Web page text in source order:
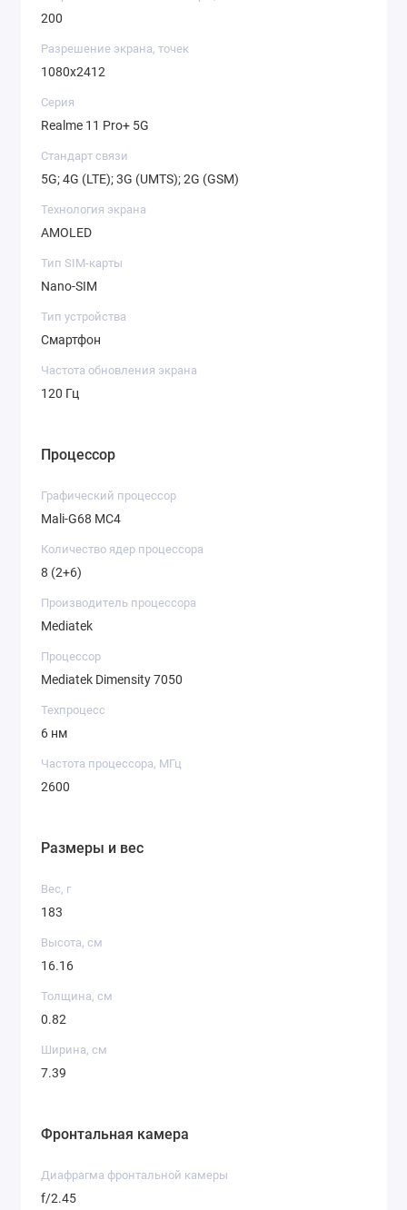
200
Разрешение экрана, точек
1080x2412
Серия
Realme 11 Pro+ 5G
Стандарт связи
5G; 4G (LTE); 3G (UMTS); 2G (GSM)
Технология экрана
AMOLED
Тип SIM-карты
Nano-SIM
Тип устройства
Смартфон
Частота обновления экрана
120 Гц
Процессор
Графический процессор
Mali-G68 MC4
Количество ядер процессора
8 (2+6)
Производитель процессора
Mediatek
Процессор
Mediatek Dimensity 7050
Техпроцесс
6 нм
Частота процессора, МГц
2600
Размеры и вес
Вес, г
183
Высота, см
16.16
Толщина, см
0.82
Ширина, см
7.39
Фронтальная камера
Диафрагма фронтальной камеры
f/2.45